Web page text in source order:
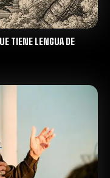
TIENE LENGUA DE